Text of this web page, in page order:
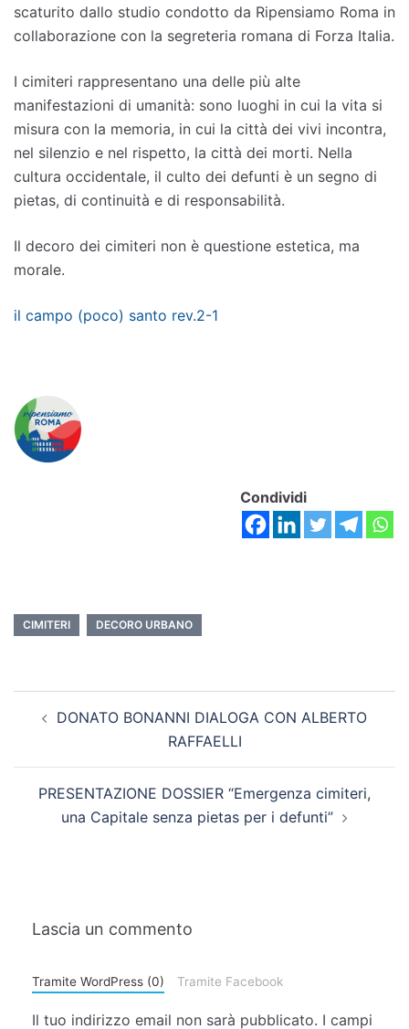
scaturito dallo studio condotto da Ripensiamo Roma in
collaborazione con la segreteria romana di Forza Italia.
I cimiteri rappresentano una delle più alte
manifestazioni di umanità: sono luoghi in cui la vita si
misura con la memoria, in cui la città dei vivi incontra,
nel silenzio e nel rispetto, la città dei morti. Nella
cultura occidentale, il culto dei defunti è un segno di
pietas, di continuità e di responsabilità.
Il decoro dei cimiteri non è questione estetica, ma
morale.
il campo (poco) santo rev.2-1
Condividi
CIMITERI DECORO URBANO
DONATO BONANNI DIALOGA CON ALBERTO
RAFFAELLI
PRESENTAZIONE DOSSIER “Emergenza cimiteri,
una Capitale senza pietas per i defunti”
Lascia un commento
Tramite WordPress (0) Tramite Facebook
Il tuo indirizzo email non sarà pubblicato. I campi